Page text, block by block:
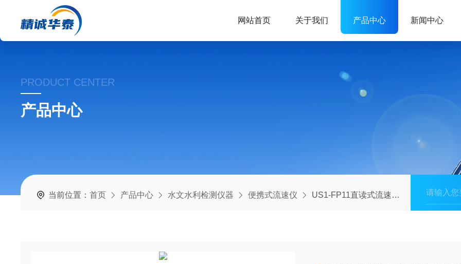
网站首页 关于我们 产品中心 新闻中心
PRODUCT CENTER
产品中心
当前位置：首页 产品中心 水文水利检测仪器 便携式流速仪 US1-FP11直读式流速仪/美国旋桨式流速仪价格